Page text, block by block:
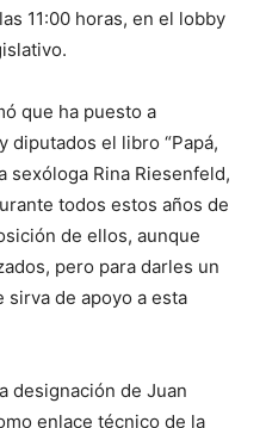
11:00 horas, en el lobby
que ha puesto a
diputados el libro “Papá,
sexóloga Rina Riesenfeld,
todos estos años de
de ellos, aunque
pero para darles un
sirva de apoyo a esta
designación de Juan
enlace técnico de la